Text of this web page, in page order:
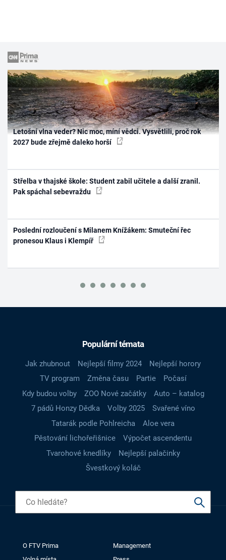
Letošní vlna veder? Nic moc, míní vědci. Vysvětlili, proč rok
2027 bude zřejmě daleko horší
Střelba v thajské škole: Student zabil učitele a další zranil.
Pak spáchal sebevraždu
Poslední rozloučení s Milanem Knížákem: Smuteční řec
pronesou Klaus i Klempíř
Populární témata
Jak zhubnout Nejlepší filmy 2024
Nejlepší horory
TV program
Změna času Partie
Počasí
Kdy budou volby
ZOO Nové začátky
Auto – katalog
7 pádů Honzy Dědka
Volby 2025
Svařené víno
Tatarák podle Pohlreicha
Aloe vera
Pěstování lichořeřišnice
Výpočet ascendentu
Tvarohové knedlíky
Nejlepší palačinky
Švestkový koláč
O FTV Prima
Management